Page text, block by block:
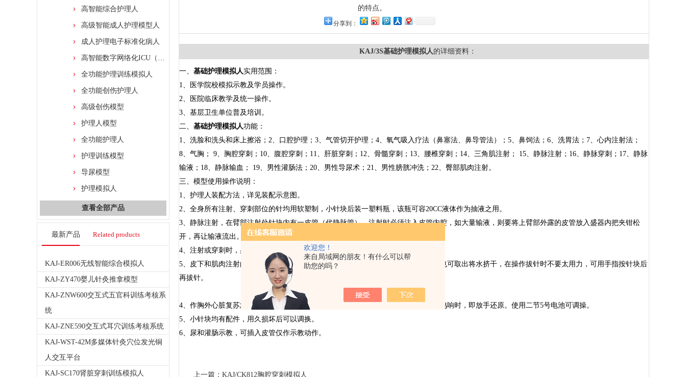
欢迎您！
来自局域网的朋友！有什么可以帮
助您的吗？
高智能综合护理人
高级智能成人护理模型人
成人护理电子标准化病人
高智能数字网络化ICU（综合）护理技能训练系统
全功能护理训练模拟人
全功能创伤护理人
高级创伤模型
护理人模型
全功能护理人
护理训练模型
导尿模型
护理模拟人
查看全部产品
最新产品 Related products
KAJ-ER006无线智能综合模拟人
KAJ-ZY470婴儿针灸推拿模型
KAJ-ZNW600交互式五官科训练考核系
统
KAJ-ZNE590交互式耳穴训练考核系统
KAJ-WST-42M多媒体针灸穴位发光铜
人交互平台
KAJ-SC170肾脏穿刺训练模拟人
的特点。
分享到：
KAJ/3S基础护理模拟人的详细资料：
一、 基础护理模拟人实用范围：
1、医学院校模拟示教及学员操作。
2、医院临床教学及统一操作。
3、基层卫生单位普及培训。
二、 基础护理模拟人功能：
1、洗脸和洗头和床上擦浴；2、口腔护理；3、气管切开护理；4、氧气吸入疗法（鼻塞法、鼻导管法）；5、鼻饲法；6、洗胃法；7、心内注射法；
8、气胸； 9、胸腔穿刺；10、腹腔穿刺；11、肝脏穿刺；12、骨髓穿刺；13、腰椎穿刺；14、三角肌注射； 15、静脉注射；16、静脉穿刺；17、静脉
输液；18、静脉输血； 19、男性灌肠法；20、男性导尿术；21、男性膀胱冲洗；22、臀部肌肉注射。
三、模型使用操作说明：
1、护理人装配方法，详见装配示意图。
2、全身所有注射、穿刺部位的针均用软塑制，小针块后装一塑料瓶，该瓶可容20CC液体作为抽液之用。
3、静脉注射，在臂部注射处针块内有一皮管（代静脉管），注射时必须注入皮管内腔，如大量输液，则要将上臂部外露的皮管放入盛器内把夹钳松
开，再让输液流出。示教抽血时，在皮管内注入小量液体，然后钳住上端即可。
4、注射或穿刺时，必须注意针块的中心部位。
5、皮下和肌肉注射的方法与临床操作相同，可注射液体，因内有海绵体可以吸水，也可取出将水挤干，在操作拔针时不要太用力，可用手指按针块后
再拔针。
4、作胸外心脏复苏急救时，可将手放在剑突上方二指外进行按压，当听到胸内发生鸣响时，即放手还原。使用二节5号电池可调操。
5、小针块均有配件，用久损坏后可以调换。
6、尿和灌肠示教，可插入皮管仅作示教动作。
上一篇： KAJ/CK812胸腔穿刺模拟人